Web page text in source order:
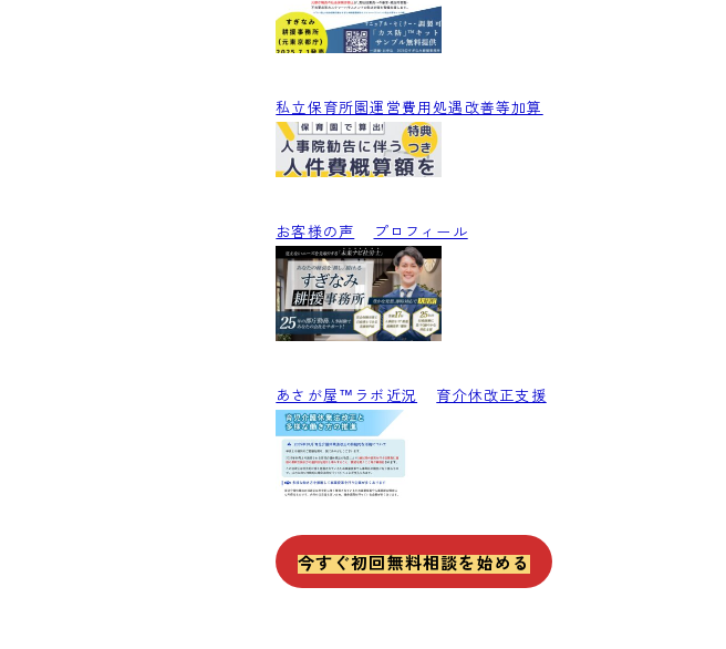
私立保育所園運営費用処遇改善等加算
お客様の声 プロフィール
あさが屋™ラボ近況 育介休改正支援
今すぐ初回無料相談を始める